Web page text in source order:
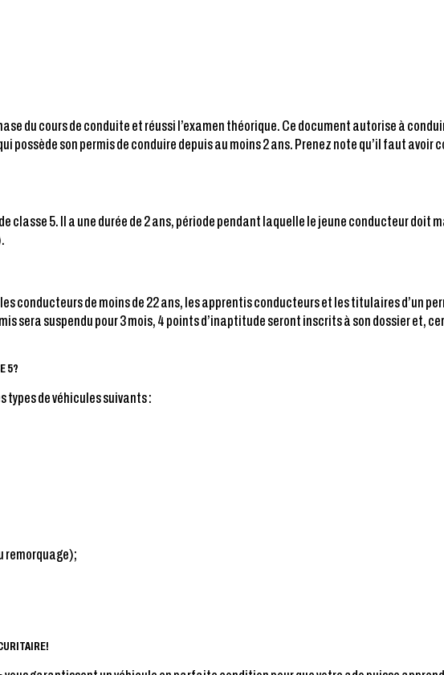
du cours de conduite et réussi l’examen théorique. Ce document autorise à
possède son permis de conduire depuis au moins 2 ans. Prenez note qu’il faut
classe 5. Il a une durée de 2 ans, période pendant laquelle le jeune conducteur doit
conducteurs de moins de 22 ans, les apprentis conducteurs et les titulaires d’un
sera suspendu pour 3 mois, 4 points d’inaptitude seront inscrits à son dossier et,
5?
types de véhicules suivants :
remorquage);